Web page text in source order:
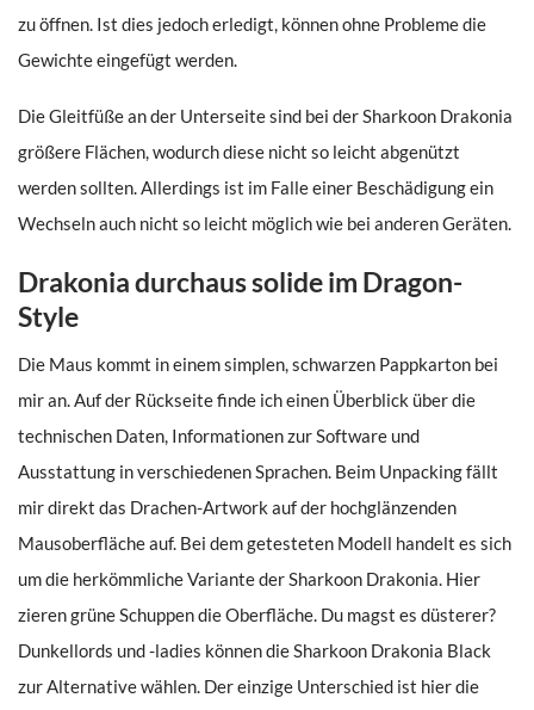
zu öffnen. Ist dies jedoch erledigt, können ohne Probleme die
Gewichte eingefügt werden.
Die Gleitfüße an der Unterseite sind bei der Sharkoon Drakonia
größere Flächen, wodurch diese nicht so leicht abgenützt
werden sollten. Allerdings ist im Falle einer Beschädigung ein
Wechseln auch nicht so leicht möglich wie bei anderen Geräten.
Drakonia durchaus solide im Dragon-
Style
Die Maus kommt in einem simplen, schwarzen Pappkarton bei
mir an. Auf der Rückseite finde ich einen Überblick über die
technischen Daten, Informationen zur Software und
Ausstattung in verschiedenen Sprachen. Beim Unpacking fällt
mir direkt das Drachen-Artwork auf der hochglänzenden
Mausoberfläche auf. Bei dem getesteten Modell handelt es sich
um die herkömmliche Variante der Sharkoon Drakonia. Hier
zieren grüne Schuppen die Oberfläche. Du magst es düsterer?
Dunkellords und -ladies können die Sharkoon Drakonia Black
zur Alternative wählen. Der einzige Unterschied ist hier die